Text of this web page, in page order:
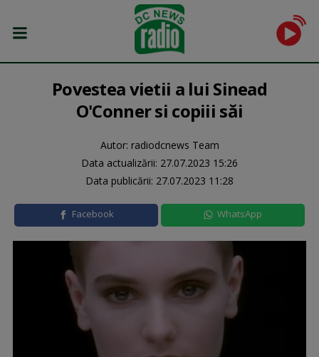
Povestea vietii a lui Sinead
O'Conner si copiii săi
Autor: radiodcnews Team
Data actualizării: 27.07.2023 15:26
Data publicării: 27.07.2023 11:28
Facebook WhatsApp